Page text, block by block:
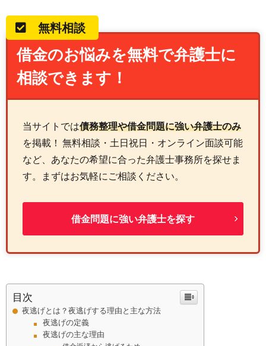
無料相談
借金のお悩みを無料で弁護士に
相談できます！
当サイトでは債務整理や借金問題に強い弁護士のみ
を掲載！ 無料相談・土日祝日・オンライン面談可能
など、あなたの希望に合った弁護士事務所を探せま
す。まずはお気軽にご相談ください。
借金問題に強い弁護士を探す
目次
夜逃げとは？夜逃げする理由と主な方法
夜逃げの定義
夜逃げの主な理由